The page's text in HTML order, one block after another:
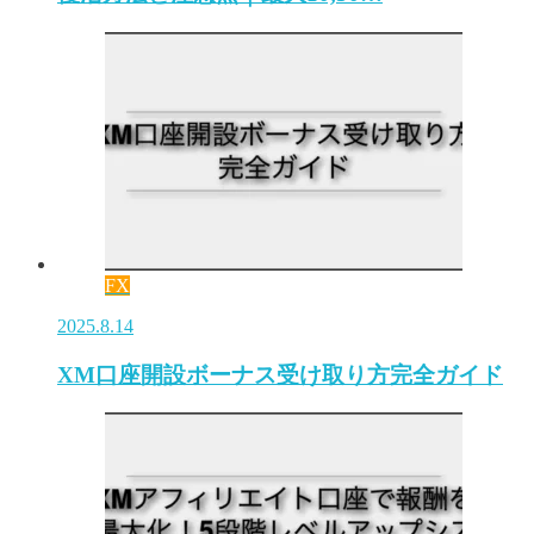
FX
2025.8.14
XM口座開設ボーナス受け取り方完全ガイド